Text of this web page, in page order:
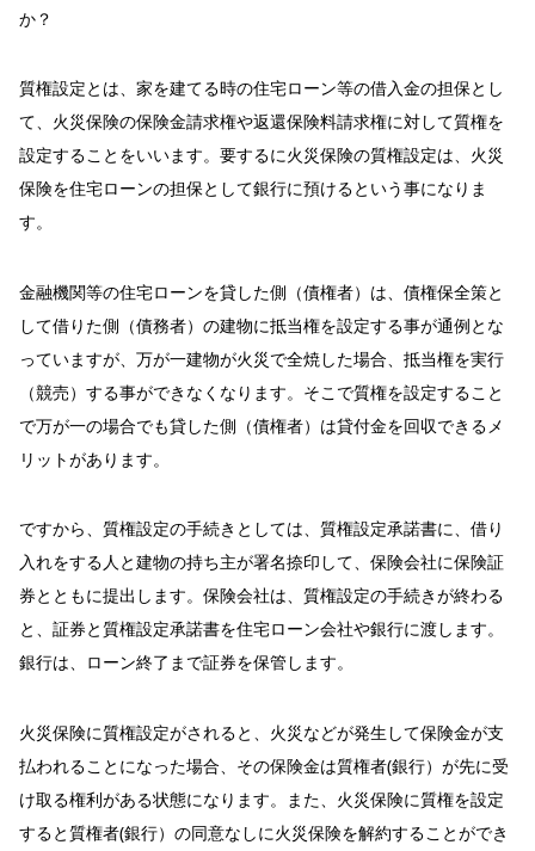
か？
質権設定とは、家を建てる時の住宅ローン等の借入金の担保とし
て、火災保険の保険金請求権や返還保険料請求権に対して質権を
設定することをいいます。要するに火災保険の質権設定は、火災
保険を住宅ローンの担保として銀行に預けるという事になりま
す。
金融機関等の住宅ローンを貸した側（債権者）は、債権保全策と
して借りた側（債務者）の建物に抵当権を設定する事が通例とな
っていますが、万が一建物が火災で全焼した場合、抵当権を実行
（競売）する事ができなくなります。そこで質権を設定すること
で万が一の場合でも貸した側（債権者）は貸付金を回収できるメ
リットがあります。
ですから、質権設定の手続きとしては、質権設定承諾書に、借り
入れをする人と建物の持ち主が署名捺印して、保険会社に保険証
券とともに提出します。保険会社は、質権設定の手続きが終わる
と、証券と質権設定承諾書を住宅ローン会社や銀行に渡します。
銀行は、ローン終了まで証券を保管します。
火災保険に質権設定がされると、火災などが発生して保険金が支
払われることになった場合、その保険金は質権者(銀行）が先に受
け取る権利がある状態になります。また、火災保険に質権を設定
すると質権者(銀行）の同意なしに火災保険を解約することができ